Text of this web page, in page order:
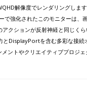
解像度でレンダリングしま
強化されたこのモニターは、
クションが反射神経と同じく
DisplayPortを含む多彩な接続
ントやクリエイティブプロジ